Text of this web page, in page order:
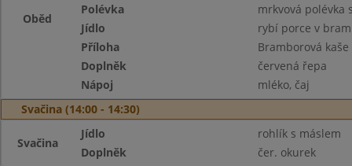
Oběd
Polévka
mrkvová polévka
Jídlo
rybí porce v
Příloha
Bramborová kaše
Doplněk
červená řepa
Nápoj
mléko, čaj
Svačina (14:00 - 14:30)
Svačina
Jídlo
rohlík s máslem
Doplněk
čer. okurek